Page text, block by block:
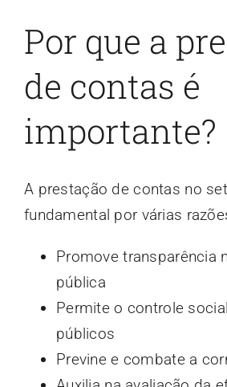
Por que a
de contas é
importante?
A prestação de contas no
fundamental por várias
Promove transparência
pública
Permite o controle
públicos
Previne e combate a